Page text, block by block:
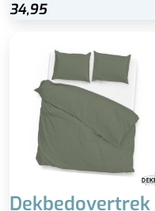
34,95
Bekijk
Dekbedovertrek
Inclusief kussenslopen
(60x70)
100% katoen-satijn
Extra lange instopstrook
Wasbaar